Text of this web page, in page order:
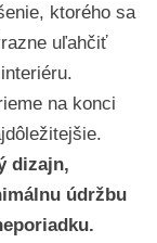
ktorého sa
uľahčiť
na konci
dizajn,
údržbu